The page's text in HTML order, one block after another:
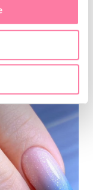
czy mówi coś